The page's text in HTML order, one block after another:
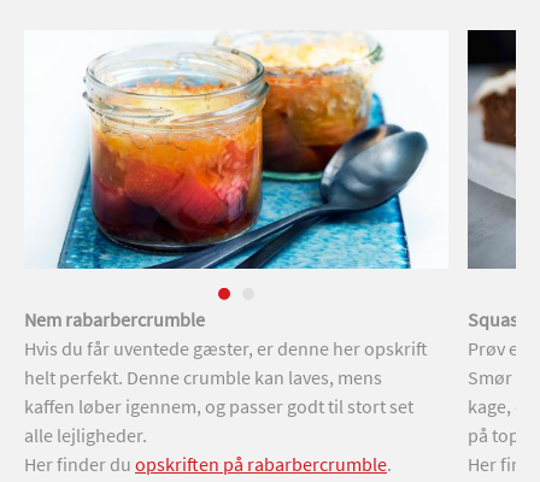
Nem rabarbercrumble
Hvis du får uventede gæster, er denne her opskrift
helt perfekt. Denne crumble kan laves, mens
kaffen løber igennem, og passer godt til stort set
alle lejligheder.
Her finder du opskriften på rabarbercrumble.
Prøv en
Smør et
kage,
på
Her